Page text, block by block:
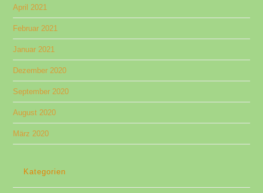
April 2021
Februar 2021
Januar 2021
Dezember 2020
September 2020
August 2020
März 2020
Kategorien